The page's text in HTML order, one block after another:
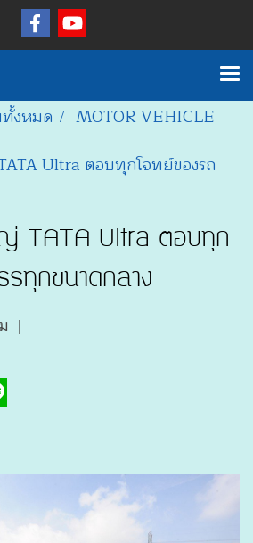
งหมด
MOTOR VEHICLE
Ultra ตอบทุกโจทย์ของรถ
TATA Ultra ตอบทุก
รทุกขนาดกลาง
|